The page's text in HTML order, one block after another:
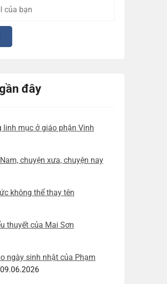
đây
linh mục ở giáo phận Vinh
chuyện xưa, chuyện nay
không thể thay tên
thuyết của Mai Sơn
ngày sinh nhật của Phạm
09.06.2026